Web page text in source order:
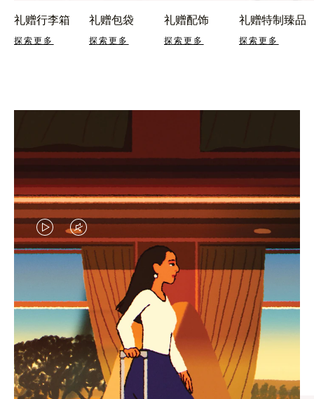
礼赠行李箱
探索更多
礼赠包袋
探索更多
礼赠配饰
探索更多
礼赠特制臻品
探索更多
视
频
暂
停，
请
按
视
频
已
静
音，
请
点
臻礼指南
寻觅心仪的出行伴侣，与您共
享缤纷旅程